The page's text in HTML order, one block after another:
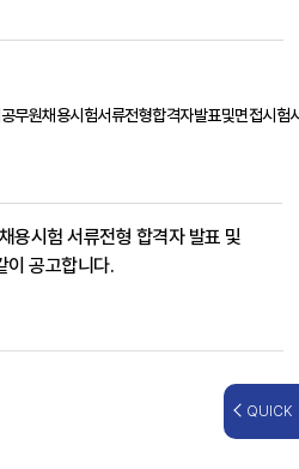
무원채용시험서류전형합격자발표및면접시
용시험 서류전형 합격자 발표 및
이 공고합니다.
QUICK